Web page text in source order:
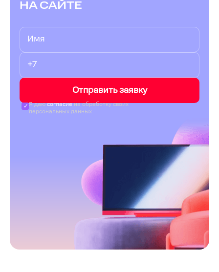
НА САЙТЕ
Отправить заявку
Я даюсогласиена обработку своих
персональных данных